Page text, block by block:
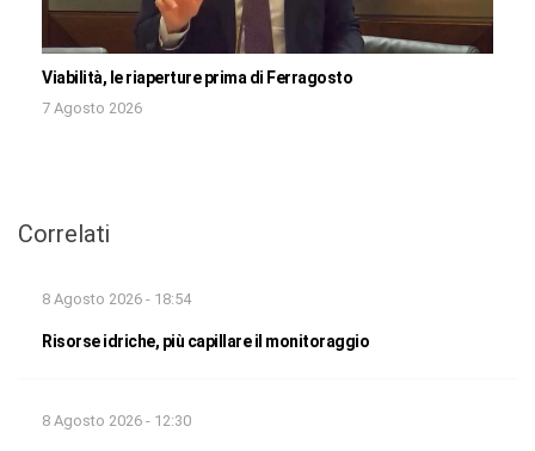
Viabilità, le riaperture prima di Ferragosto
7 Agosto 2026
Correlati
8 Agosto 2026 - 18:54
Risorse idriche, più capillare il monitoraggio
8 Agosto 2026 - 12:30